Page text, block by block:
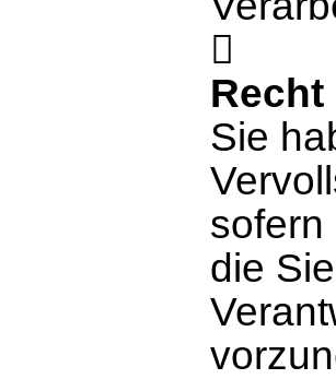

Recht
Sie
sofern
die